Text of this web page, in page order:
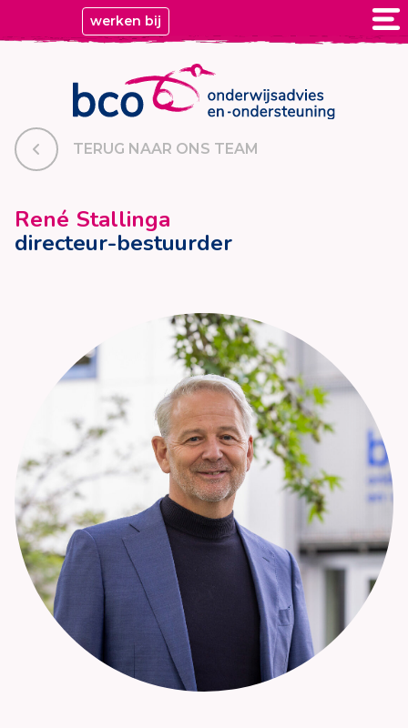
werken bij
TERUG NAAR ONS TEAM
René Stallinga
directeur-bestuurder